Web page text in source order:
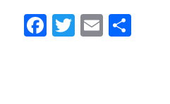
Facebook
Twitter
Email